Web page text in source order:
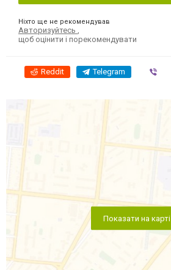
Ніхто ще не рекомендував
Авторизуйтесь
щоб оцінити і порекомендувати
Reddit Telegram
Показати на карті